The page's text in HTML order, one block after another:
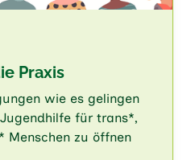
Praxis
wie es gelingen
für trans*,
Menschen zu öffnen